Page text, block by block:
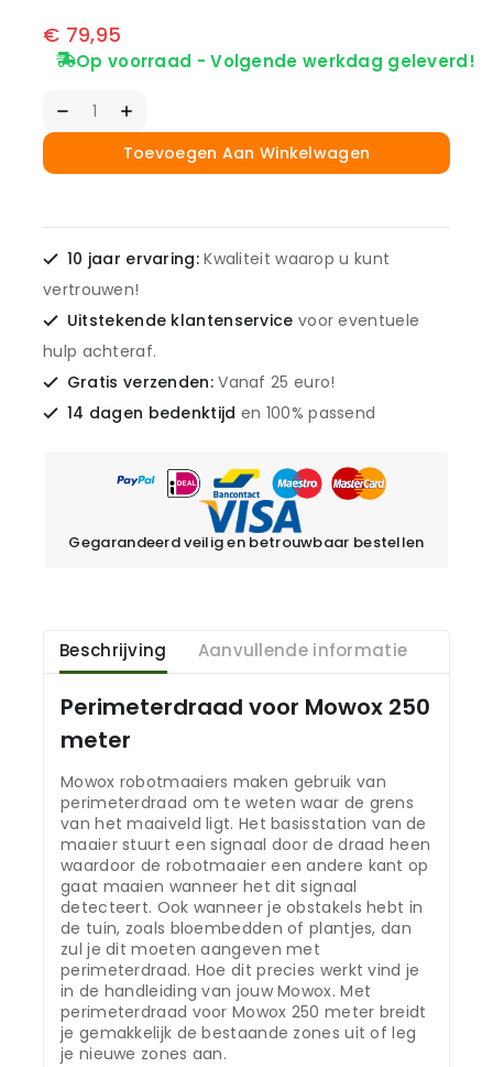
€ 79,95
Op voorraad - Volgende werkdag geleverd!
Toevoegen Aan Winkelwagen
10 jaar ervaring:Kwaliteit waarop u kunt
vertrouwen!
Uitstekende klantenservice voor eventuele
hulp achteraf.
Gratis verzenden:Vanaf 25 euro!
14 dagen bedenktijd en 100% passend
Gegarandeerd veilig en betrouwbaar bestellen
Beschrijving Aanvullende informatie
Perimeterdraad voor Mowox 250
meter
Mowox robotmaaiers maken gebruik van
perimeterdraad om te weten waar de grens
van het maaiveld ligt. Het basisstation van de
maaier stuurt een signaal door de draad heen
waardoor de robotmaaier een andere kant op
gaat maaien wanneer het dit signaal
detecteert. Ook wanneer je obstakels hebt in
de tuin, zoals bloembedden of plantjes, dan
zul je dit moeten aangeven met
perimeterdraad. Hoe dit precies werkt vind je
in de handleiding van jouw Mowox. Met
perimeterdraad voor Mowox 250 meter breidt
je gemakkelijk de bestaande zones uit of leg
je nieuwe zones aan.